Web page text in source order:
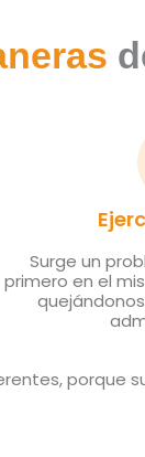
Surge un
primero en el
porque